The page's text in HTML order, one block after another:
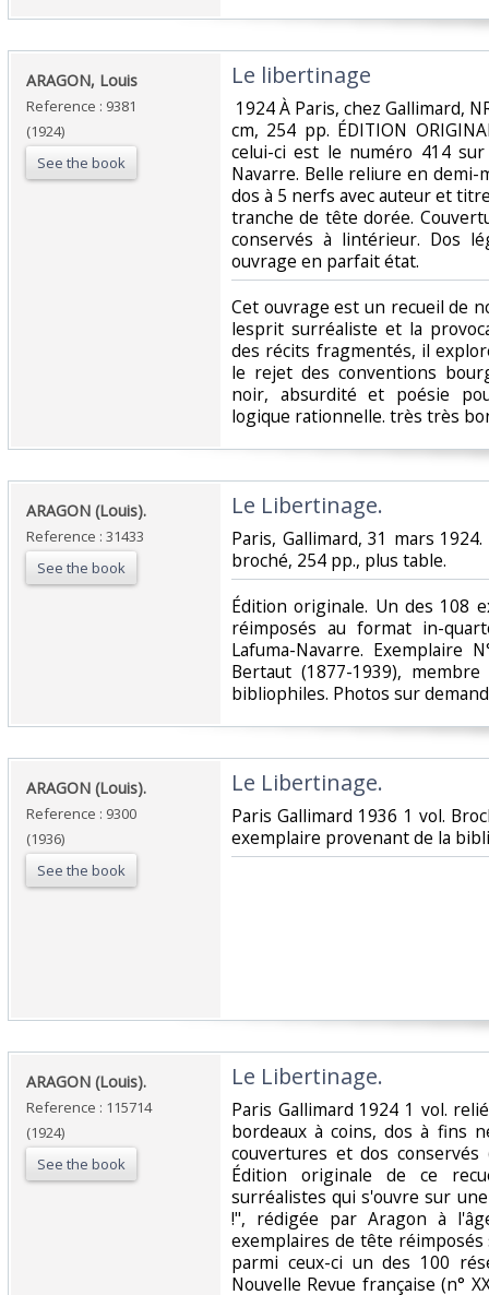
‎ARAGON, Louis‎
Reference : 9381
(1924)
See the book
‎Le libertinage‎
1924 À Paris, chez Gallimard,
cm, 254 pp. ÉDITION
celui-ci est le numéro 414
Navarre. Belle reliure en demi-
dos à 5 nerfs avec auteur et
tranche de tête dorée.
conservés à lintérieur. Dos
ouvrage en parfait état.‎
‎Cet ouvrage est un recueil de
lesprit surréaliste et la
des récits fragmentés, il
le rejet des conventions
noir, absurdité et poésie
logique rationnelle. très très
‎ARAGON (Louis).‎
Reference : 31433
See the book
‎Le Libertinage.‎
‎Paris, Gallimard, 31 mars
broché, 254 pp., plus table. ‎
‎Édition originale. Un des 108
réimposés au format in-
Lafuma-Navarre. Exemplaire
Bertaut (1877-1939),
bibliophiles. Photos sur
‎ARAGON (Louis).‎
Reference : 9300
(1936)
See the book
‎Le Libertinage.‎
‎Paris Gallimard 1936 1 vol.
exemplaire provenant de la
‎ARAGON (Louis).‎
Reference : 115714
(1924)
See the book
‎Le Libertinage.‎
‎Paris Gallimard 1924 1 vol.
bordeaux à coins, dos à fins
couvertures et dos
Édition originale de ce
surréalistes qui s'ouvre sur
!", rédigée par Aragon à
exemplaires de tête
parmi ceux-ci un des 100
Nouvelle Revue française (n°